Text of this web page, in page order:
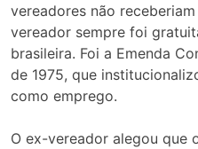
vereadores não
vereador sempre foi
brasileira. Foi a Emenda
de 1975, que
como emprego.
O ex-vereador alegou que